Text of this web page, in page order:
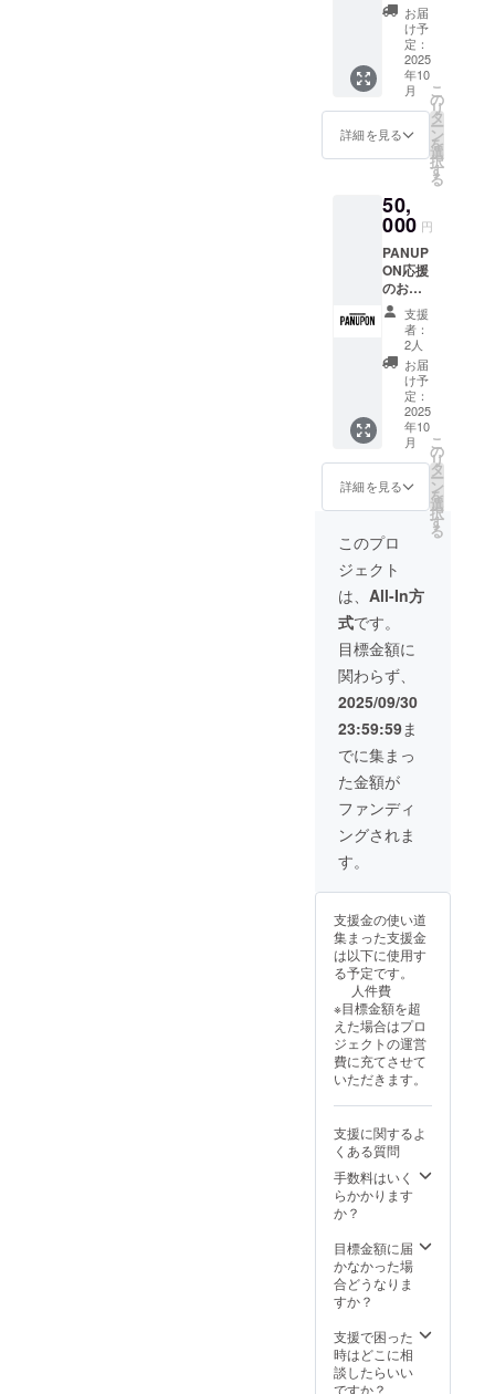
礼の
メッ
セージ
(メール)
す。)
ジナル
デザイ
ンマグ
カップ
325ml
：直径
8.1cm ×
高さ
9.7cm
ジナル
デザイ
ンス
テッ
カー
10.16c
m x
10.16c
m シー
ト ・オ
リジナ
ルトー
トバッ
40.64c
m x
トラッ
プ
71.12c
m ・オ
リジナ
ルデザ
インタ
オ
ル
サイズ :
40.64c
m x
71.12c
m ・お
礼の
メッ
セージ
(メール)
お届
け予
定：
2025
年10
月
詳細を見る
こ
の
リ
タ
ー
ン
を
選
択
す
る
50,
000 円
PANUP
ON応援
のお気
持ち
¥50,000
・お礼
のメッ
セージ
(2,000
円、
5,000
円、
8,000
円、
10,000
円、
30,000
円の
PANUP
ON応援
のお気
持ちリ
ターン
内容は
一緒に
なりま
す。)
支援
者：
2人
お届
け予
定：
2025
年10
月
詳細を見る
こ
の
リ
タ
ー
ン
を
選
択
す
る
このプロ
ジェクト
は、 All-In方
式です。
目標金額に
関わらず、
2025/09/30
23:59:59ま
でに集まっ
た金額が
ファンディ
ングされま
す。
支援金の使い道
集まった支援金
は以下に使用す
る予定です。
人件費
※目標金額を超
えた場合はプロ
ジェクトの運営
費に充てさせて
いただきます。
支援に関するよ
くある質問
手数料はいく
らかかります
か？
目標金額に届
かなかった場
合どうなりま
すか？
支援で困った
時はどこに相
談したらいい
ですか？